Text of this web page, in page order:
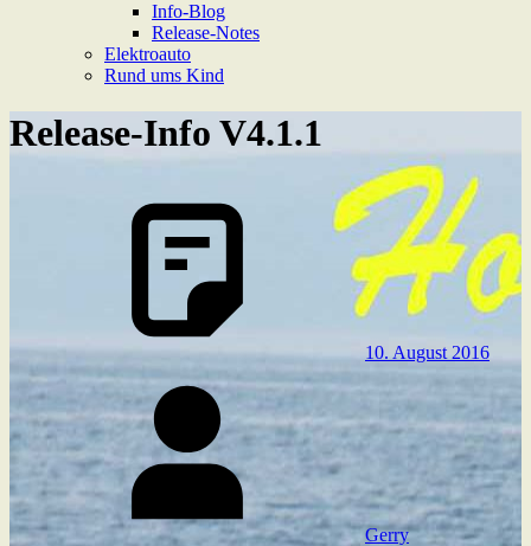
Info-Blog
Release-Notes
Elektroauto
Rund ums Kind
Release-Info V4.1.1
10. August 2016
Gerry